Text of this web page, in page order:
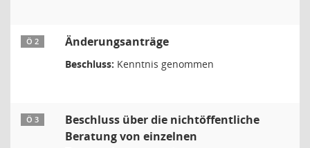
Ö 2 Änderungsanträge
Beschluss: Kenntnis genommen
Ö 3
Beschluss über die nichtöffentliche
Beratung von einzelnen